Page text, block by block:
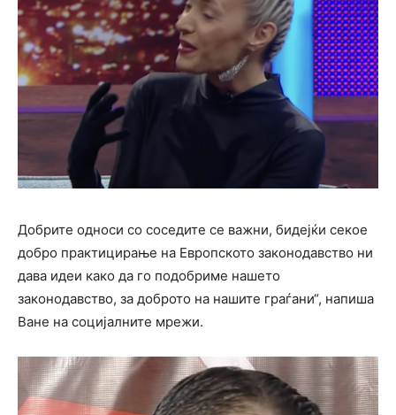
Добрите односи со соседите се важни, бидејќи секое
добро практицирање на Европското законодавство ни
дава идеи како да го подобриме нашето
законодавство, за доброто на нашите граѓани“, напиша
Ване на социјалните мрежи.